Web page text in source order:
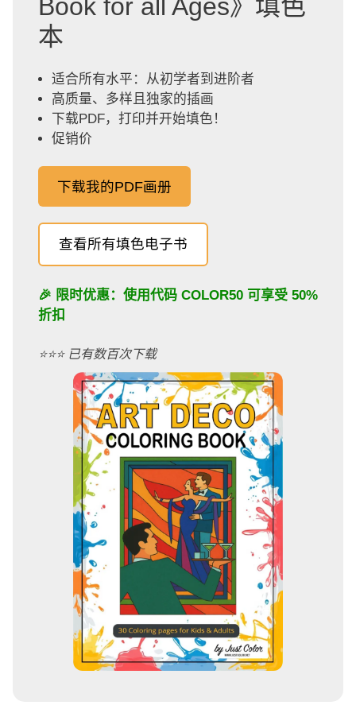
Book for all Ages》填色
本
适合所有水平：从初学者到进阶者
高质量、多样且独家的插画
下载PDF，打印并开始填色！
促销价
下载我的PDF画册
查看所有填色电子书
🎉 限时优惠：使用代码 COLOR50 可享受 50%
折扣
⭐️⭐️⭐️ 已有数百次下载